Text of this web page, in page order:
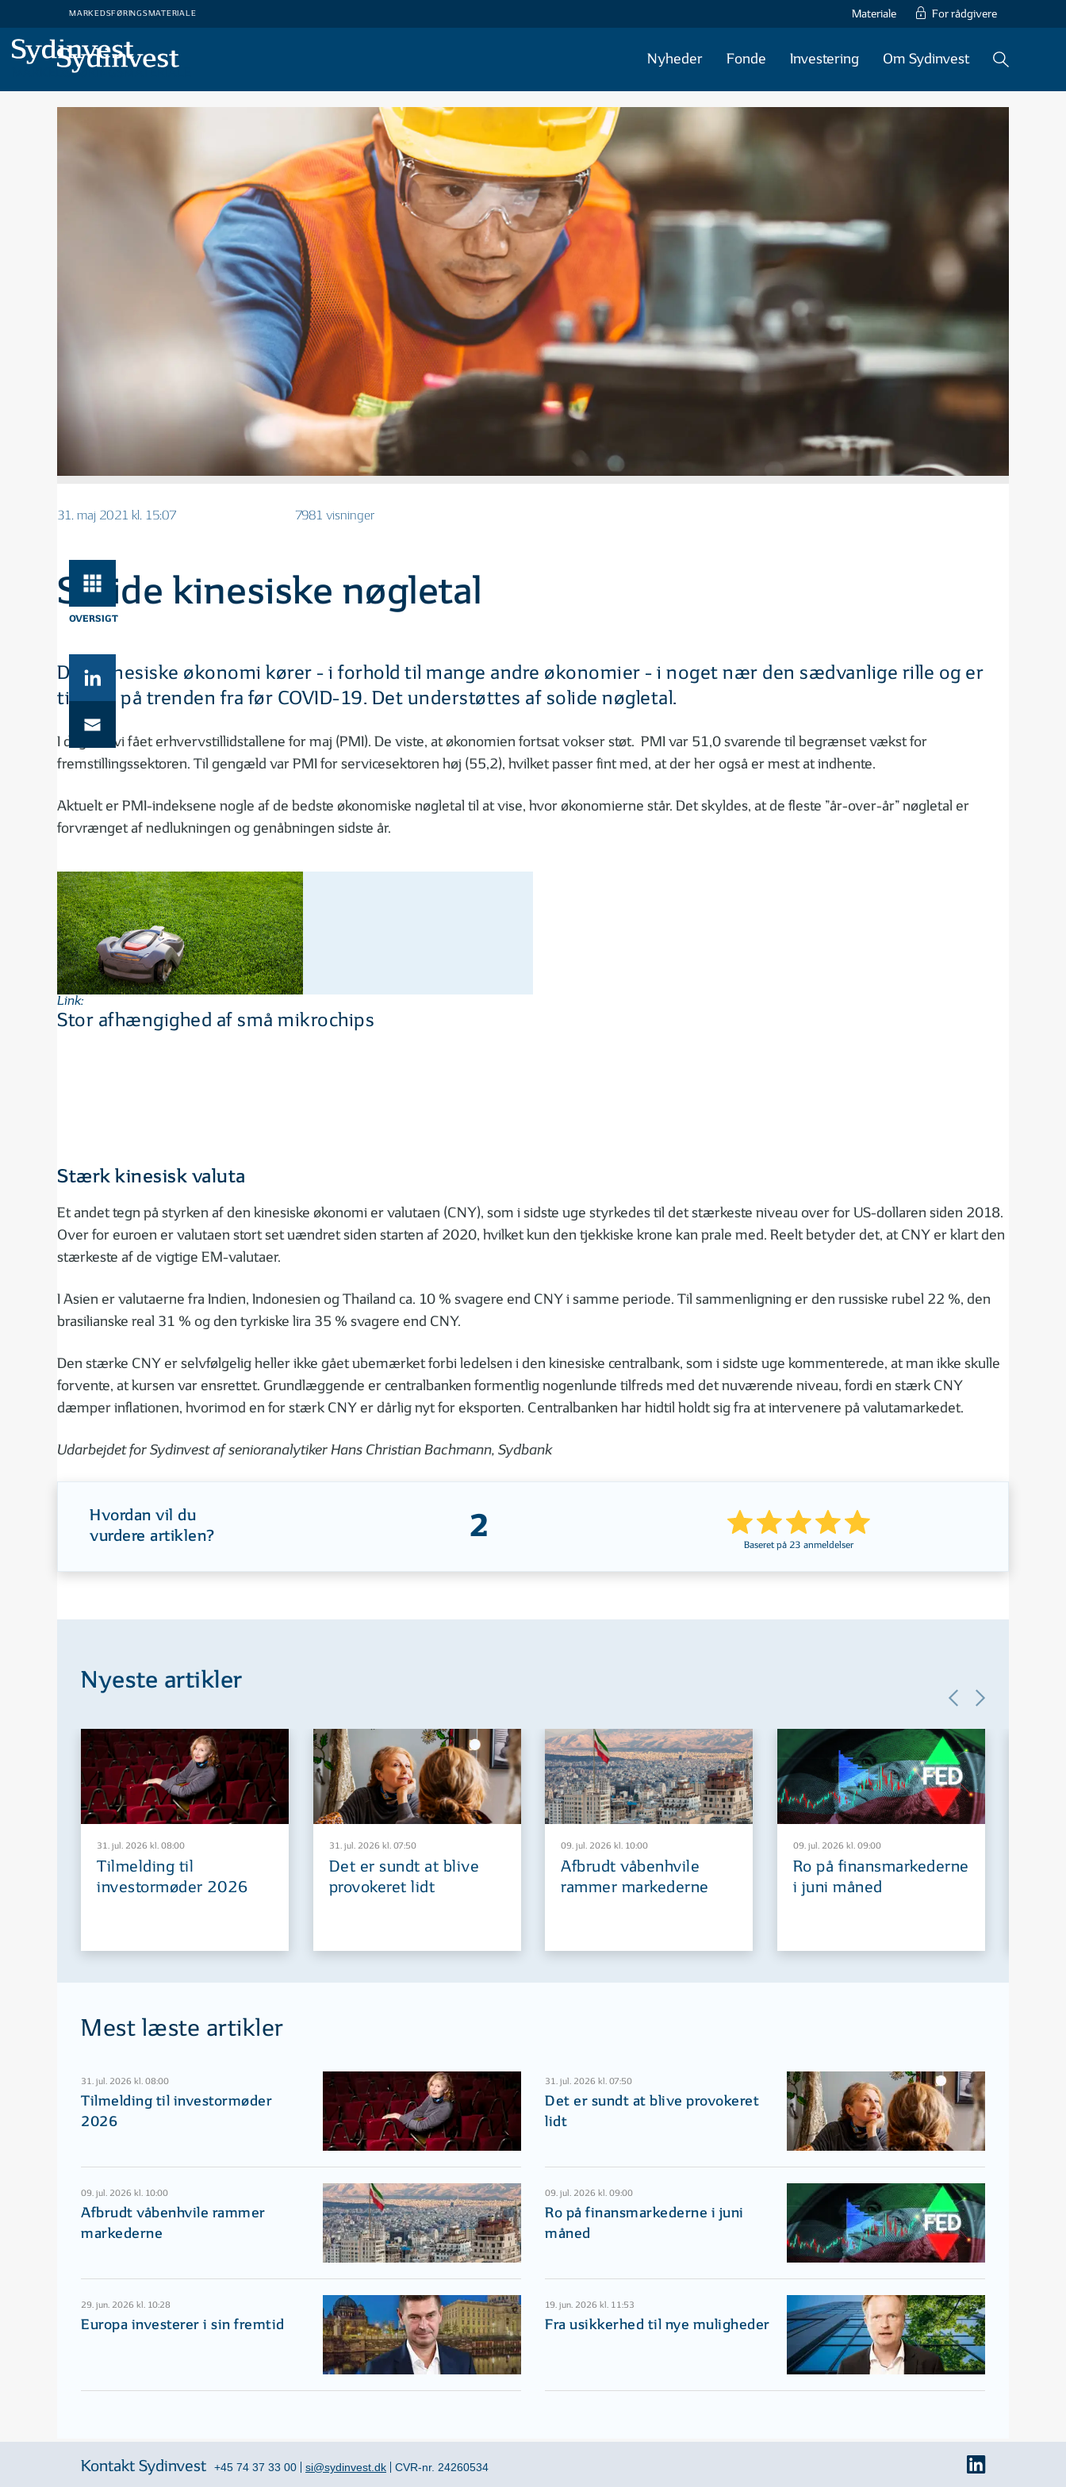
MARKEDSFØRINGSMATERIALE Materiale For rådgivere
MARKEDSFØRINGSMATERIALE
Nyheder Fonde Investering Om Sydinvest
OVERSIGT
31. maj 2021 kl. 15:07 7981 visninger
Solide kinesiske nøgletal
Den kinesiske økonomi kører - i forhold til mange andre økonomier - i noget nær den sædvanlige rille og er
tilbage på trenden fra før COVID-19. Det understøttes af solide nøgletal.
I dag har vi fået erhvervstillidstallene for maj (PMI). De viste, at økonomien fortsat vokser støt. PMI var 51,0 svarende til begrænset vækst for
fremstillingssektoren. Til gengæld var PMI for servicesektoren høj (55,2), hvilket passer fint med, at der her også er mest at indhente.
Aktuelt er PMI-indeksene nogle af de bedste økonomiske nøgletal til at vise, hvor økonomierne står. Det skyldes, at de fleste ”år-over-år” nøgletal er
forvrænget af nedlukningen og genåbningen sidste år.
Link:
Stor afhængighed af små mikrochips
Stærk kinesisk valuta
Et andet tegn på styrken af den kinesiske økonomi er valutaen (CNY), som i sidste uge styrkedes til det stærkeste niveau over for US-dollaren siden 2018.
Over for euroen er valutaen stort set uændret siden starten af 2020, hvilket kun den tjekkiske krone kan prale med. Reelt betyder det, at CNY er klart den
stærkeste af de vigtige EM-valutaer.
I Asien er valutaerne fra Indien, Indonesien og Thailand ca. 10 % svagere end CNY i samme periode. Til sammenligning er den russiske rubel 22 %, den
brasilianske real 31 % og den tyrkiske lira 35 % svagere end CNY.
Den stærke CNY er selvfølgelig heller ikke gået ubemærket forbi ledelsen i den kinesiske centralbank, som i sidste uge kommenterede, at man ikke skulle
forvente, at kursen var ensrettet. Grundlæggende er centralbanken formentlig nogenlunde tilfreds med det nuværende niveau, fordi en stærk CNY
dæmper inflationen, hvorimod en for stærk CNY er dårlig nyt for eksporten. Centralbanken har hidtil holdt sig fra at intervenere på valutamarkedet.
Udarbejdet for Sydinvest af senioranalytiker Hans Christian Bachmann, Sydbank
Hvordan vil du
vurdere artiklen?
2 Baseret på 23 anmeldelser
Nyeste artikler
31. jul. 2026 kl. 08:00
Tilmelding til
investormøder 2026
31. jul. 2026 kl. 07:50
Det er sundt at blive
provokeret lidt
09. jul. 2026 kl. 10:00
Afbrudt våbenhvile
rammer markederne
09. jul. 2026 kl. 09:00
Ro på finansmarkederne
i juni måned
Mest læste artikler
31. jul. 2026 kl. 08:00
Tilmelding til investormøder
2026
31. jul. 2026 kl. 07:50
Det er sundt at blive provokeret
lidt
09. jul. 2026 kl. 10:00
Afbrudt våbenhvile rammer
markederne
09. jul. 2026 kl. 09:00
Ro på finansmarkederne i juni
måned
29. jun. 2026 kl. 10:28
Europa investerer i sin fremtid
19. jun. 2026 kl. 11:53
Fra usikkerhed til nye muligheder
Kontakt Sydinvest +45 74 37 33 00 si@sydinvest.dk CVR-nr. 24260534